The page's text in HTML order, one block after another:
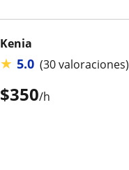
$350/h
Kenia
★ 5.0 (30 valoraciones)